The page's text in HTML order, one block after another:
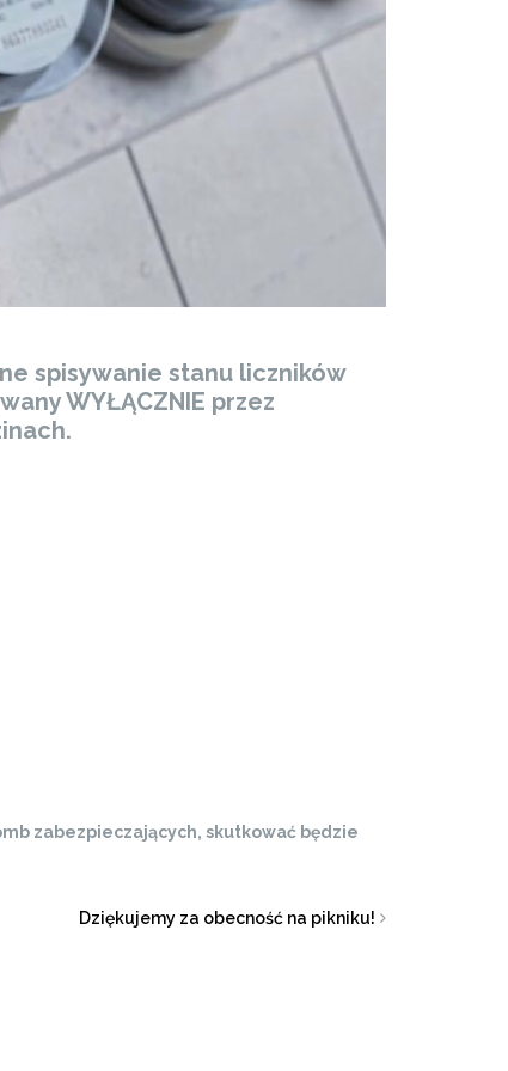
spisywanie stanu liczników
WYŁĄCZNIE przez
zabezpieczających, skutkować będzie
Dziękujemy za obecność na pikniku!